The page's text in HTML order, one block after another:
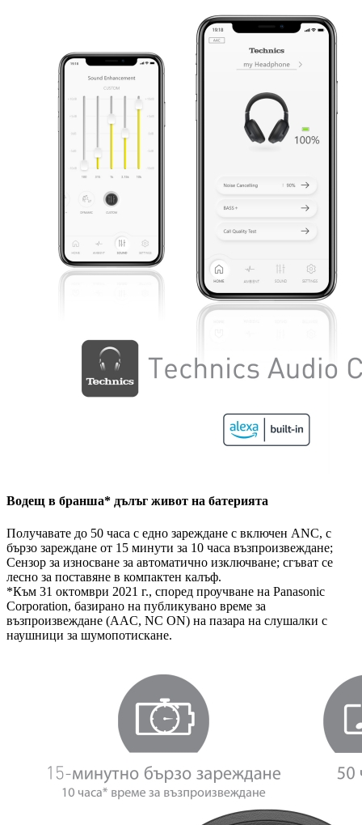
Водещ в бранша* дълъг живот на батерията
Получавате до 50 часа с едно зареждане с включен ANC, с
бързо зареждане от 15 минути за 10 часа възпроизвеждане;
Сензор за износване за автоматично изключване; сгъват се
лесно за поставяне в компактен калъф.
*Към 31 октомври 2021 г., според проучване на Panasonic
Corporation, базирано на публикувано време за
възпроизвеждане (AAC, NC ON) на пазара на слушалки с
наушници за шумопотискане.